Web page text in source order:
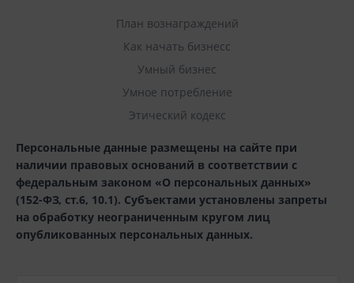
План вознаграждений
Как начать бизнесс
Умный бизнес
Умное потребление
Этический кодекс
Персональные данные размещены на сайте при
наличии правовых оснований в соответствии с
федеральным законом «О персональных данных»
(152-ФЗ, ст.6, 10.1). Субъектами установлены запреты
на обработку неограниченным кругом лиц
опубликованных персональных данных.